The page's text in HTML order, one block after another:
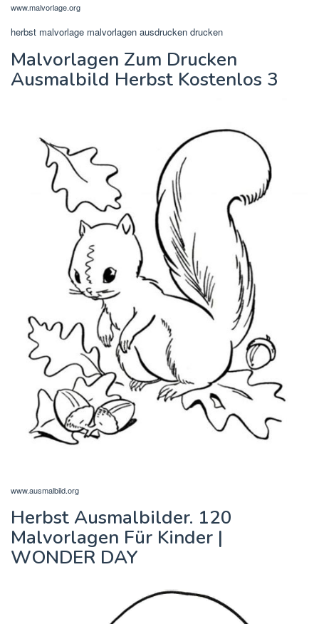
www.malvorlage.org
herbst malvorlage malvorlagen ausdrucken drucken
Malvorlagen Zum Drucken
Ausmalbild Herbst Kostenlos 3
www.ausmalbild.org
Herbst Ausmalbilder. 120
Malvorlagen Für Kinder |
WONDER DAY